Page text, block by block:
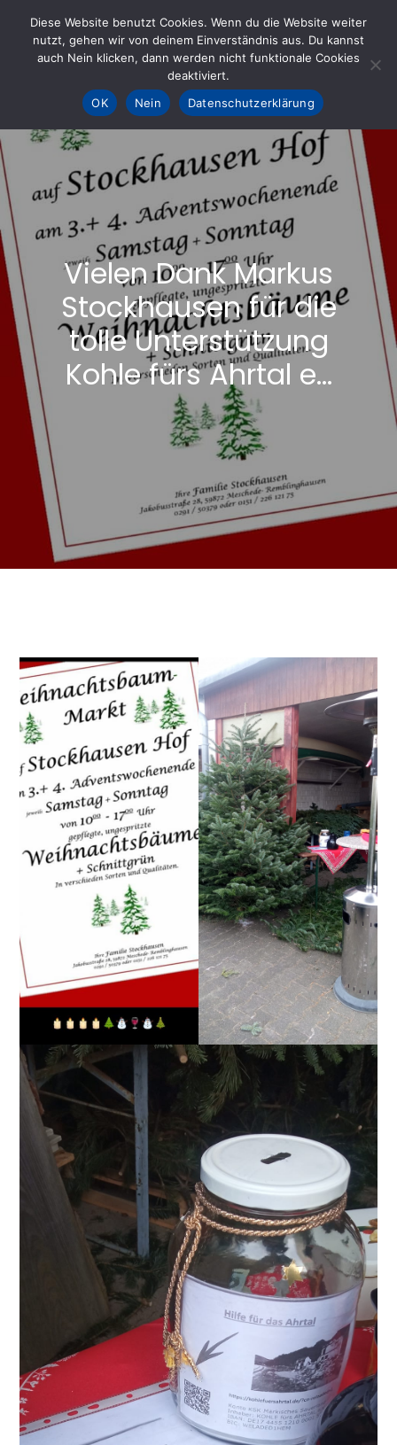
content
KOHLE fürs AHRTAL e.V.
– Helfen hilft
Vielen Dank Markus
Stockhausen für die
tolle Unterstützung
Kohle fürs Ahrtal e…
Diese Website benutzt Cookies. Wenn du die Website weiter
nutzt, gehen wir von deinem Einverständnis aus. Du kannst
auch Nein klicken, dann werden nicht funktionale Cookies
deaktiviert.
OK
Nein Datenschutzerklärung